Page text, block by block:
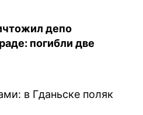
депо
погибли две
в Гданьске поляк